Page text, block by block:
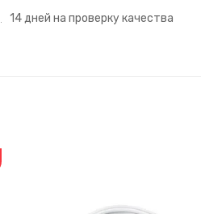
14 дней на проверку качества